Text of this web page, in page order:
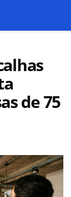
de 75